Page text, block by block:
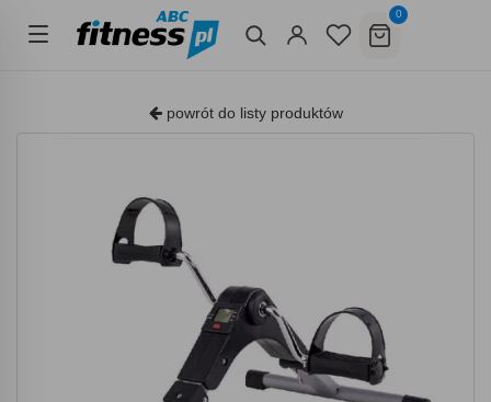
0
powrót do listy produktów